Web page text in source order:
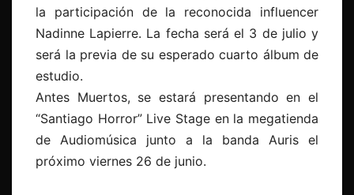
la participación de la reconocida influencer
Nadinne Lapierre. La fecha será el 3 de julio y
será la previa de su esperado cuarto álbum de
estudio.
Antes Muertos, se estará presentando en el
“Santiago Horror” Live Stage en la megatienda
de Audiomúsica junto a la banda Auris el
próximo viernes 26 de junio.